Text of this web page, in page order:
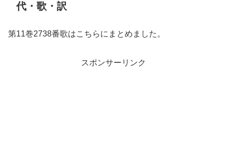
代・歌・訳
第11巻2738番歌はこちらにまとめました。
スポンサーリンク